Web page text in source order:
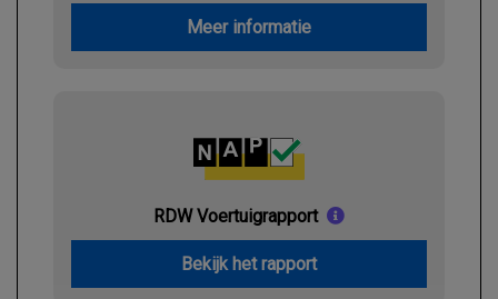
Meer informatie
RDW Voertuigrapport
Bekijk het rapport